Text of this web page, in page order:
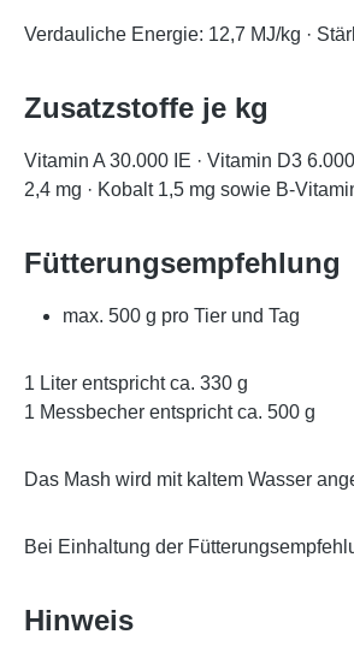
Verdauliche Energie: 12,7 MJ/kg ·
Zusatzstoffe je kg
Vitamin A 30.000 IE · Vitamin D3
2,4 mg · Kobalt 1,5 mg sowie B-
Fütterungsempfehlung
max. 500 g pro Tier und Tag
1 Liter entspricht ca. 330 g
1 Messbecher entspricht ca. 500 g
Das Mash wird mit kaltem Wasser
Bei Einhaltung der
Hinweis